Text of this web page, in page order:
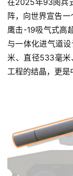
在2025年93阅兵
阵，向世界宣告
鹰击-19吸气式高
与一体化进气道
米、直径533毫
工程的结晶，更是